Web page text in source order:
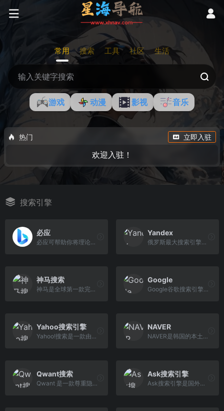
常用 搜索 工具 社区 生活
游戏 动漫 影视 音乐
热门 立即入驻
欢迎入驻！
搜索引擎
必应
必应可帮助你将理论付诸实践，使得搜索更加方便快捷，从而达到事半功倍的效果。
Yandex
俄罗斯最大搜索引擎（老司机都在用）
神马搜索
神马是全球第一款完全基于移动互联网的搜索引擎。神马为移动而生，专注于移动搜索用户刚需满足和痛点解决，致力于创造有用、有趣的全新移动搜索体验。
Google
Google谷歌搜索引擎是全球范围内广受欢迎和使用的搜索引擎，它以其高度先进和智能的算法著称，为全球范围的用户提供了高质量和相关性强的搜索结果。
Yahoo搜索引擎
Yahoo!搜索是一款由雅虎公司...
NAVER
NAVER是韩国的本土搜索引擎，也是韩国最大的搜索引擎也是著名社交软件LINE的母公司，网站的Logo为一顶草帽。NAVER是来自韩国的搜索引擎网站和门户网站（韩语：네이버），所以NAVER的首页并不像其他搜索引擎那样简洁。
Qwant搜索
Qwant 是一款尊重隐私的搜索引擎，总部在法国，所有的服务器都位于欧洲。它不会跟踪或收集我们的用户数据，不会记录、存储和分析浏览历史记录，也没有通过个性化广告定位。
Ask搜索引擎
Ask搜索引擎是国外比较出名的一款搜索引擎，其规模虽不大，但很有特色。